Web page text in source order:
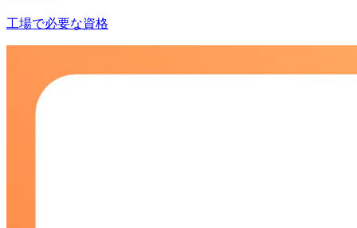
工場で必要な資格